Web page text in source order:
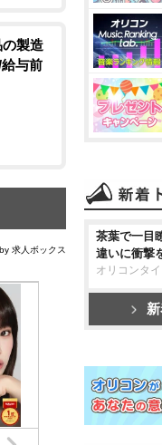
製造
与前
求人ボックス
茶葉で一目
違いに衝撃
オリコンタ